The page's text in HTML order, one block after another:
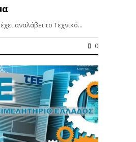
αναλάβει το Τεχνικό...
0